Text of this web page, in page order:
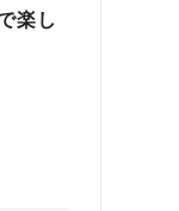
楽し